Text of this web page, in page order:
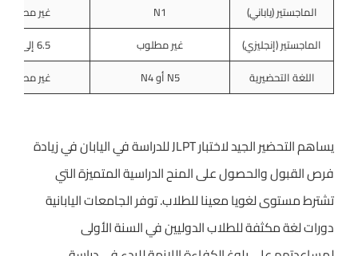
الماجستير (ياباني)
N1
غير مطلوب
الماجستير (إنجليزي)
غير مطلوب
6.5 إلى 7.0
اللغة التحضيرية
N5 أو N4 غير مطلوب
يساهم التحضير الجيد لاختبار JLPT للدراسة في اليابان في زيادة
فرص القبول والحصول على المنح الدراسية المتميزة التي
تشترط مستوى لغويا معينا للطلاب. توفر الجامعات اليابانية
دورات لغة مكثفة للطلاب الدوليين في السنة الأولى